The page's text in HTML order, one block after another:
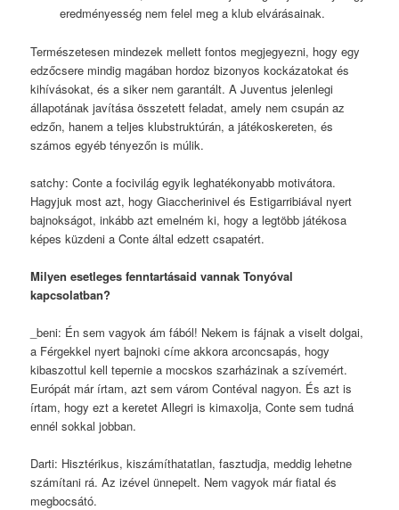
eredményesség nem felel meg a klub elvárásainak.
Természetesen mindezek mellett fontos megjegyezni, hogy egy
edzőcsere mindig magában hordoz bizonyos kockázatokat és
kihívásokat, és a siker nem garantált. A Juventus jelenlegi
állapotának javítása összetett feladat, amely nem csupán az
edzőn, hanem a teljes klubstruktúrán, a játékoskereten, és
számos egyéb tényezőn is múlik.
satchy: Conte a focivilág egyik leghatékonyabb motivátora.
Hagyjuk most azt, hogy Giaccherinivel és Estigarribiával nyert
bajnokságot, inkább azt emelném ki, hogy a legtöbb játékosa
képes küzdeni a Conte által edzett csapatért.
Milyen esetleges fenntartásaid vannak Tonyóval
kapcsolatban?
_beni: Én sem vagyok ám fából! Nekem is fájnak a viselt dolgai,
a Férgekkel nyert bajnoki címe akkora arconcsapás, hogy
kibaszottul kell tepernie a mocskos szarházinak a szívemért.
Európát már írtam, azt sem várom Contéval nagyon. És azt is
írtam, hogy ezt a keretet Allegri is kimaxolja, Conte sem tudná
ennél sokkal jobban.
Darti: Hisztérikus, kiszámíthatatlan, fasztudja, meddig lehetne
számítani rá. Az izével ünnepelt. Nem vagyok már fiatal és
megbocsátó.